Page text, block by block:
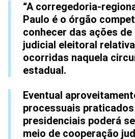
“A corregedoria-
Paulo é o órgão
conhecer das ações
judicial eleitoral
ocorridas naquela
estadual.
Eventual
processuais praticados
presidenciais poderá
meio de cooperação